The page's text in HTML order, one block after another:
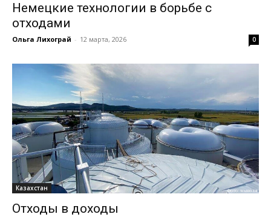
Немецкие технологии в борьбе с
отходами
Ольга Лихограй - 12 марта, 2026 0
Казахстан
Отходы в доходы